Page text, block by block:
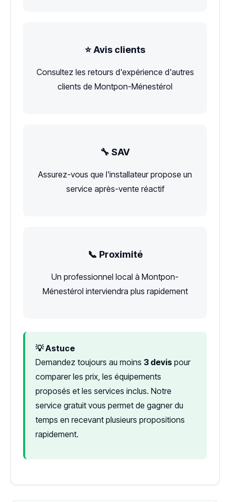
⭐ Avis clients
Consultez les retours d'expérience d'autres
clients de Montpon-Ménestérol
🔧 SAV
Assurez-vous que l'installateur propose un
service après-vente réactif
📞 Proximité
Un professionnel local à Montpon-
Ménestérol interviendra plus rapidement
💡 Astuce
Demandez toujours au moins 3 devis pour
comparer les prix, les équipements
proposés et les services inclus. Notre
service gratuit vous permet de gagner du
temps en recevant plusieurs propositions
rapidement.